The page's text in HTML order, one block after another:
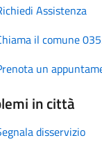
Assistenza
il comune
un
in città
disservizio